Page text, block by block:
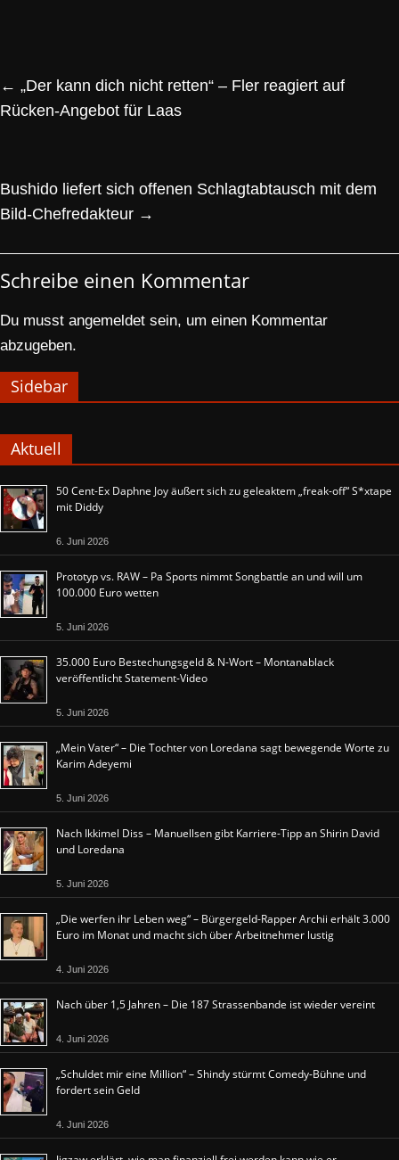
← „Der kann dich nicht retten“ – Fler reagiert auf
Rücken-Angebot für Laas
Bushido liefert sich offenen Schlagtabtausch mit dem
Bild-Chefredakteur →
Schreibe einen Kommentar
Du musst angemeldet sein, um einen Kommentar
abzugeben.
Sidebar
Aktuell
50 Cent-Ex Daphne Joy äußert sich zu geleaktem „freak-off“ S*xtape
mit Diddy
6. Juni 2026
Prototyp vs. RAW – Pa Sports nimmt Songbattle an und will um
100.000 Euro wetten
5. Juni 2026
35.000 Euro Bestechungsgeld & N-Wort – Montanablack
veröffentlicht Statement-Video
5. Juni 2026
„Mein Vater“ – Die Tochter von Loredana sagt bewegende Worte zu
Karim Adeyemi
5. Juni 2026
Nach Ikkimel Diss – Manuellsen gibt Karriere-Tipp an Shirin David
und Loredana
5. Juni 2026
„Die werfen ihr Leben weg“ – Bürgergeld-Rapper Archii erhält 3.000
Euro im Monat und macht sich über Arbeitnehmer lustig
4. Juni 2026
Nach über 1,5 Jahren – Die 187 Strassenbande ist wieder vereint
4. Juni 2026
„Schuldet mir eine Million“ – Shindy stürmt Comedy-Bühne und
fordert sein Geld
4. Juni 2026